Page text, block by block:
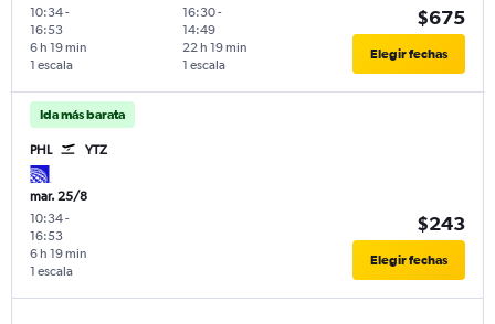
10:34-
16:53
1 escala
6 h 19 min
16:30-
14:49
1 escala
22 h 19 min
$675
Elegir fechas
Ida más barata
PHL YTZ
mar. 25/8
10:34-
16:53
1 escala
6 h 19 min
$243
Elegir fechas